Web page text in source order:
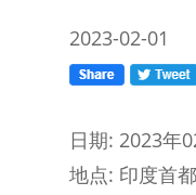
2023-02-01
日期: 2023年
地点: 印度首